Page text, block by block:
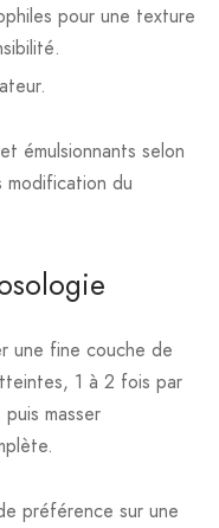
pour une texture
émulsionnants selon
modification du
une fine couche de
1 à 2 fois par
masser
préférence sur une